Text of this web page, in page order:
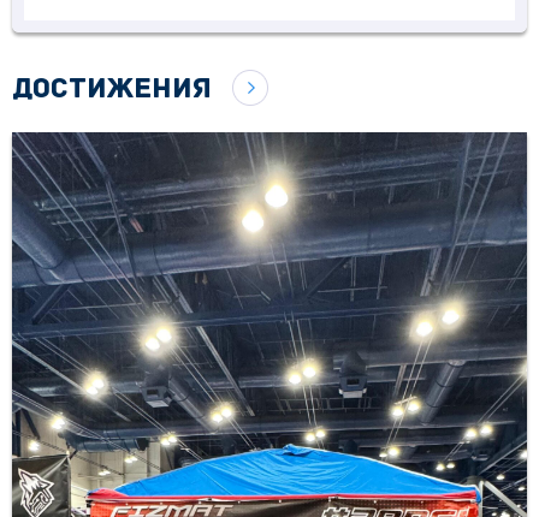
ДОСТИЖЕНИЯ